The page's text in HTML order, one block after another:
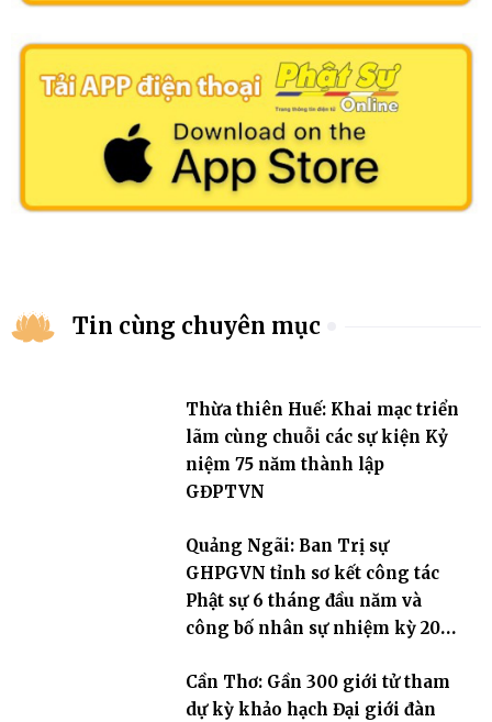
Tin cùng chuyên mục
Thừa thiên Huế: Khai mạc triển
lãm cùng chuỗi các sự kiện Kỷ
niệm 75 năm thành lập
GĐPTVN
Quảng Ngãi: Ban Trị sự
GHPGVN tỉnh sơ kết công tác
Phật sự 6 tháng đầu năm và
công bố nhân sự nhiệm kỳ 2026
Cần Thơ: Gần 300 giới tử tham
dự kỳ khảo hạch Đại giới đàn